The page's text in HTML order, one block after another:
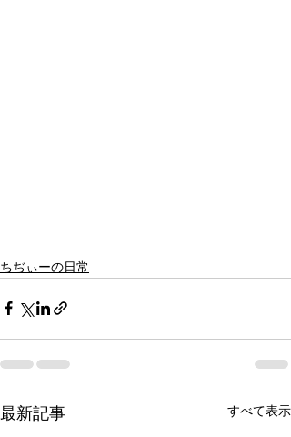
ちぢぃーの日常
最新記事 すべて表示